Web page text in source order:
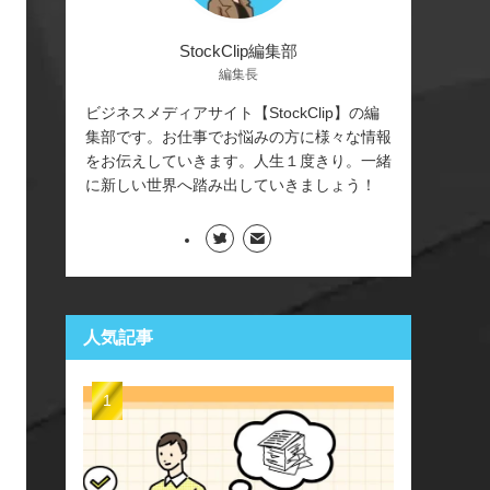
StockClip編集部
編集長
ビジネスメディアサイト【StockClip】の編
集部です。お仕事でお悩みの方に様々な情報
をお伝えしていきます。人生１度きり。一緒
に新しい世界へ踏み出していきましょう！
人気記事